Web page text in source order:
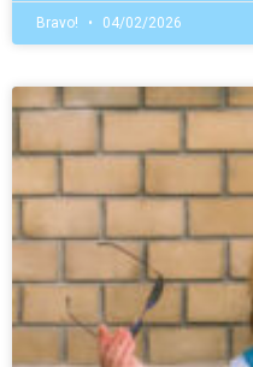
Bravo! 04/02/2026